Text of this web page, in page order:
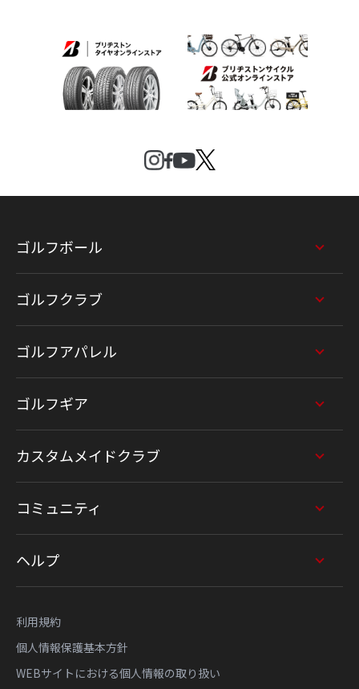
ゴルフボール
ゴルフクラブ
ゴルフアパレル
ゴルフギア
カスタムメイドクラブ
コミュニティ
ヘルプ
利用規約
個人情報保護基本方針
WEBサイトにおける個人情報の取り扱い